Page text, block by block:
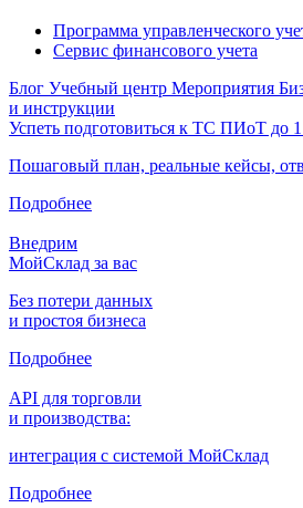
Программа управленческого
Сервис финансового учета
Блог Учебный центр Мероприятия
и инструкции
Успеть подготовиться к ТС ПИоТ до
Пошаговый план, реальные кейсы,
Подробнее
Внедрим
МойСклад за вас
Без потери данных
и простоя бизнеса
Подробнее
API для торговли
и производства:
интеграция с системой МойСклад
Подробнее